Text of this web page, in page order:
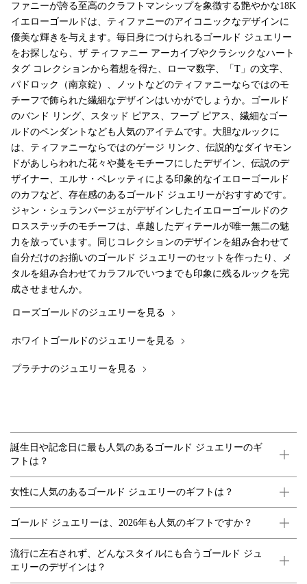
ファニーが誇る至高のクラフトマンシップを象徴する艶やかな18K
イエローゴールドは、ティファニーのアイコニックなデザインに
優美な輝きを与えます。毎日身につけられるゴールド ジュエリー
をお探しなら、ザ ティファニー アーカイブやクラシックなハート
タグ コレクションから着想を得た、ローマ数字、「T」の文字、
パドロック（南京錠）、ノットなどのティファニーならではのモ
チーフで飾られた繊細なデザインはいかがでしょうか。ゴールド
のバンド リング、スタッド ピアス、フープ ピアス、繊細なゴー
ルドのペンダントなども人気のアイテムです。大胆なルックに
は、ティファニーならではのゲージ リンク、伝説的なダイヤモン
ドがあしらわれた花々や蔓をモチーフにしたデザイン、伝説のデ
ザイナー、エルサ・ペレッティによる印象的なイエローゴールド
のカフなど、存在感のあるゴールド ジュエリーがおすすめです。
ジャン・シュランバージェがデザインしたイエローゴールドのク
ロスステッチのモチーフは、卓越したディテールが唯一無二の魅
力を放っています。同じコレクションのデザインを組み合わせて
自分だけのお揃いのゴールド ジュエリーのセットを作ったり、メ
タルを組み合わせてカラフルでいつまでも印象に残るルックを完
成させませんか。
ローズゴールドのジュエリーを見る
ホワイトゴールドのジュエリーを見る
プラチナのジュエリーを見る
誕生日や記念日に最も人気のあるゴールド ジュエリーのギ
フトは？
女性に人気のあるゴールド ジュエリーのギフトは？
ゴールド ジュエリーは、2026年も人気のギフトですか？
流行に左右されず、どんなスタイルにも合うゴールド ジュ
エリーのデザインは？